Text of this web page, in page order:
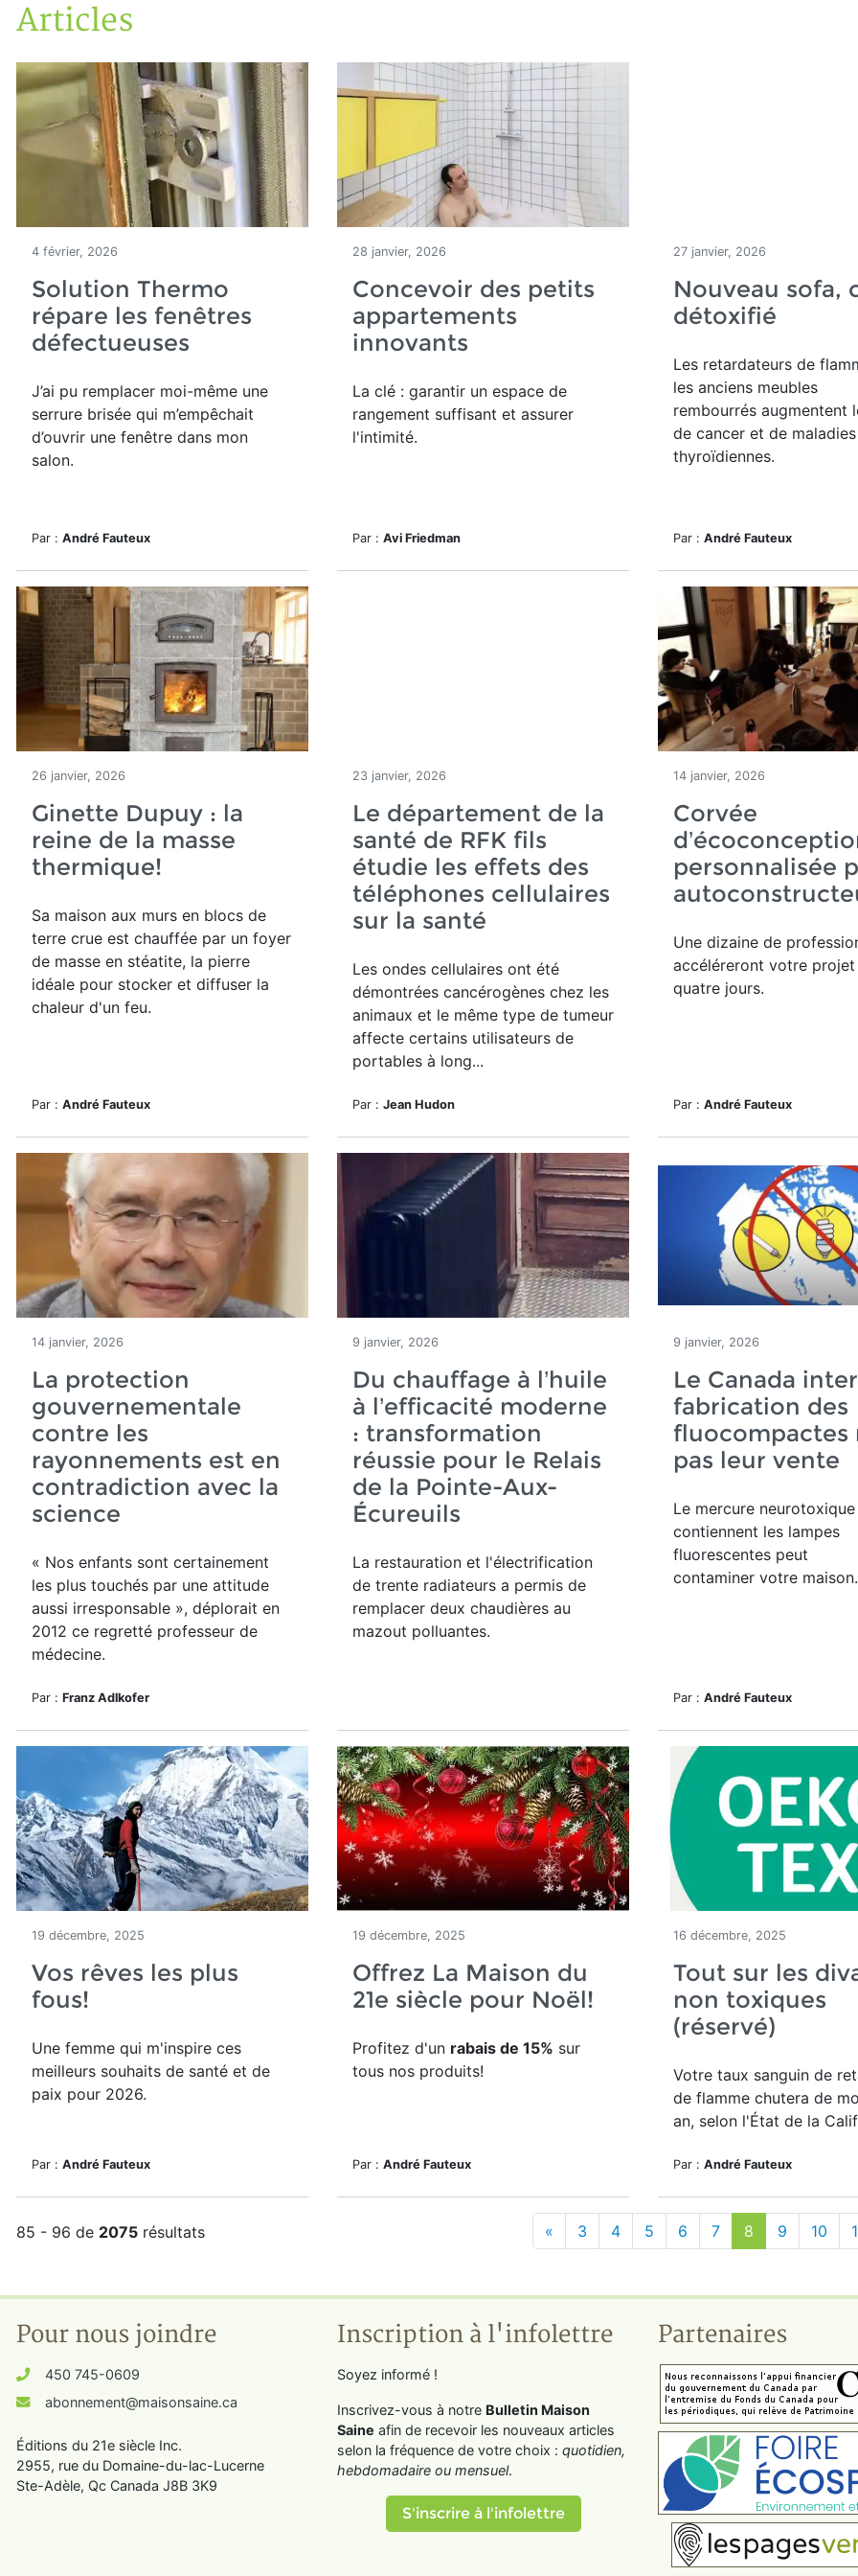
Accueil
Articles
Articles
4 février, 2026
Solution Thermo
répare les fenêtres
défectueuses
J’ai pu remplacer moi-même une
serrure brisée qui m’empêchait
d’ouvrir une fenêtre dans mon
salon.
Par : André Fauteux
28 janvier, 2026
Concevoir des petits
appartements
innovants
La clé : garantir un espace de
rangement suffisant et assurer
l'intimité.
Par : Avi Friedman
27 janvier, 2026
Nouveau sofa,
détoxifié
Les retardateurs de
les anciens meubles
rembourrés augmentent
de cancer et de maladies
thyroïdiennes.
Par : André Fauteux
26 janvier, 2026
Ginette Dupuy : la
reine de la masse
thermique!
Sa maison aux murs en blocs de
terre crue est chauffée par un foyer
de masse en stéatite, la pierre
idéale pour stocker et diffuser la
chaleur d'un feu.
Par : André Fauteux
23 janvier, 2026
Le département de la
santé de RFK fils
étudie les effets des
téléphones cellulaires
sur la santé
Les ondes cellulaires ont été
démontrées cancérogènes chez les
animaux et le même type de tumeur
affecte certains utilisateurs de
portables à long...
Par : Jean Hudon
14 janvier, 2026
Corvée
personnalisée
Une dizaine de
accéléreront votre
quatre jours.
Par : André Fauteux
14 janvier, 2026
La protection
gouvernementale
contre les
rayonnements est en
contradiction avec la
science
« Nos enfants sont certainement
les plus touchés par une attitude
aussi irresponsable », déplorait en
2012 ce regretté professeur de
médecine.
Par : Franz Adlkofer
9 janvier, 2026
Du chauffage à l’huile
à l’efficacité moderne
: transformation
réussie pour le Relais
de la Pointe-Aux-
Écureuils
La restauration et l'électrification
de trente radiateurs a permis de
remplacer deux chaudières au
mazout polluantes.
9 janvier, 2026
Le Canada
fabrication des
fluocompactes
pas leur vente
Le mercure
contiennent les lampes
fluorescentes peut
contaminer votre maison.
Par : André Fauteux
19 décembre, 2025
Vos rêves les plus
fous!
Une femme qui m'inspire ces
meilleurs souhaits de santé et de
paix pour 2026.
Par : André Fauteux
19 décembre, 2025
Offrez La Maison du
21e siècle pour Noël!
Profitez d'un rabais de 15% sur
tous nos produits!
Par : André Fauteux
16 décembre, 2025
Tout sur les
non toxiques
(réservé)
Votre taux sanguin de
de flamme chutera de
an, selon l'État de la
Par : André Fauteux
85 - 96 de 2075 résultats « 3 4 5 6 7 8 9 10
Pour nous joindre
450 745-0609
abonnement@maisonsaine.ca
Éditions du 21e siècle Inc.
2955, rue du Domaine-du-lac-Lucerne
Ste-Adèle, Qc Canada J8B 3K9
Inscription à l'infolettre
Soyez informé !
Inscrivez-vous à notre Bulletin Maison
Saine afin de recevoir les nouveaux articles
selon la fréquence de votre choix : quotidien,
hebdomadaire ou mensuel.
S'inscrire à l'infolettre
Partenaires